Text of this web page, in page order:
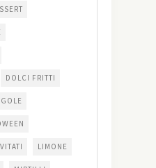
DOLCI FRITTI
LIMONE